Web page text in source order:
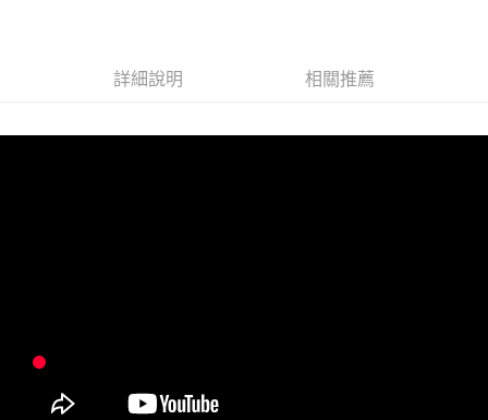
易，需依本服務之必要範圍內提供個人資料，並將交易相關給付款項請求債
權轉讓予恩沛科技股份有限公司。
詳細說明 相關推薦